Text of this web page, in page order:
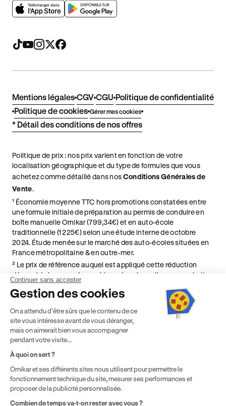
Mentions légales CGV CGU Politique de confidentialité
Politique de cookies Gérer mes cookies
* Détail des conditions de nos offres
Politique de prix : nos prix varient en fonction de votre
localisation géographique et du type de formules que vous
achetez comme détaillé dans nosConditions Générales de
Vente.
¹ Économie moyenne TTC hors promotions constatées entre
une formule initiale de préparation au permis de conduire en
boîte manuelle Ornikar (799,34€) et en auto-école
traditionnelle (1 225€) selon une étude interne de octobre
2024. Étude menée sur le marché des auto-écoles situées en
France métropolitaine & en outre-mer.
² Le prix de référence auquel est appliqué cette réduction
dépend de la zone géographique dans laquelle vous souhaitez
effectuer vos heures de conduite conformément à l'Article 6
de nos Conditions Générales de Vente
⁵ Montant du financement CPF variable selon les droits acquis
par chaque bénéficiaire. Exemple donné pour un titulaire
disposant de 500 € de droits CPF. Le reste à charge dépend du
solde disponible sur le Compte Personnel de Formation et du
Continuer sans accepter
Gestion des cookies
On a attendu d'être sûrs que le contenu de ce
site vous intéresse avant de vous déranger,
mais on aimerait bien vous accompagner
pendant votre visite...
À quoi on sert ?
Ornikar et ses différents sites nous utilisent pour permettre le
fonctionnement technique du site, mesurer ses performances et
proposer de la publicité personnalisée.
Combien de temps va-t-on rester avec vous ?